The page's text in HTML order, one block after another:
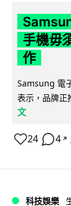
手機毋
作
Samsung 電
表示，品牌
文
24 4 ↗
科技娛樂